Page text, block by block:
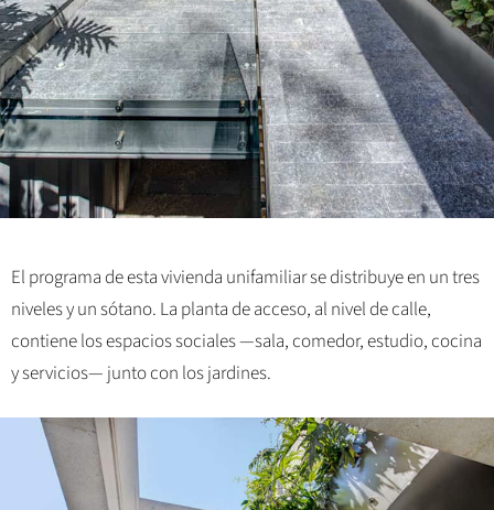
El programa de esta vivienda unifamiliar se distribuye en un tres
niveles y un sótano. La planta de acceso, al nivel de calle,
contiene los espacios sociales —sala, comedor, estudio, cocina
y servicios— junto con los jardines.